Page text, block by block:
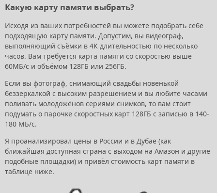
Какую карту памяти выбрать?
Исходя из ваших потребностей вы можете подобрать себе
подходящую карту памяти. Допустим, вы видеограф,
выполняющий съёмки в 4К длительностью по несколько
часов. Вам требуется карта памяти со скоростью выше
60МБ/с и объёмом 128ГБ или 256ГБ.
Если вы фотограф, снимающий свадьбы новенькой
беззеркалкой с высоким разрешением и вы любите часами
поливать молодожёнов сериями снимков, то вам стоит
подумать о парочке скоростных карт 128ГБ с записью в 140-
180 МБ/с.
Я проанализировал цены в России и в Дубае (как
ближайшая доступная страна с выходом на Амазон и другие
подобные площадки) и привёл стоимость карт памяти в
таблице ниже.